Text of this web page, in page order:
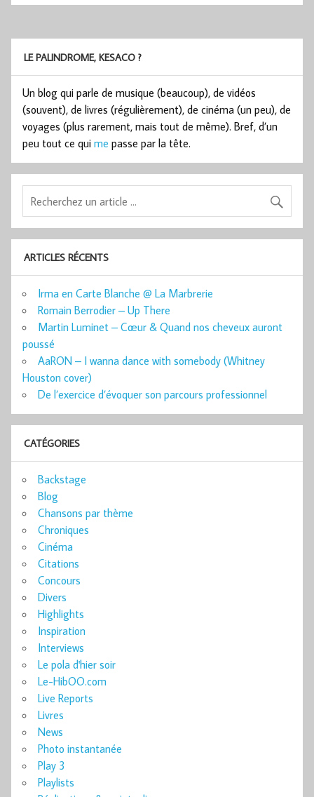
LE PALINDROME, KESACO ?
Un blog qui parle de musique (beaucoup), de vidéos
(souvent), de livres (régulièrement), de cinéma (un peu), de
voyages (plus rarement, mais tout de même). Bref, d’un
peu tout ce qui me passe par la tête.
ARTICLES RÉCENTS
Irma en Carte Blanche @ La Marbrerie
Romain Berrodier – Up There
Martin Luminet – Cœur & Quand nos cheveux auront
poussé
AaRON – I wanna dance with somebody (Whitney
Houston cover)
De l’exercice d’évoquer son parcours professionnel
CATÉGORIES
Backstage
Blog
Chansons par thème
Chroniques
Cinéma
Citations
Concours
Divers
Highlights
Inspiration
Interviews
Le pola d'hier soir
Le-HibOO.com
Live Reports
Livres
News
Photo instantanée
Play 3
Playlists